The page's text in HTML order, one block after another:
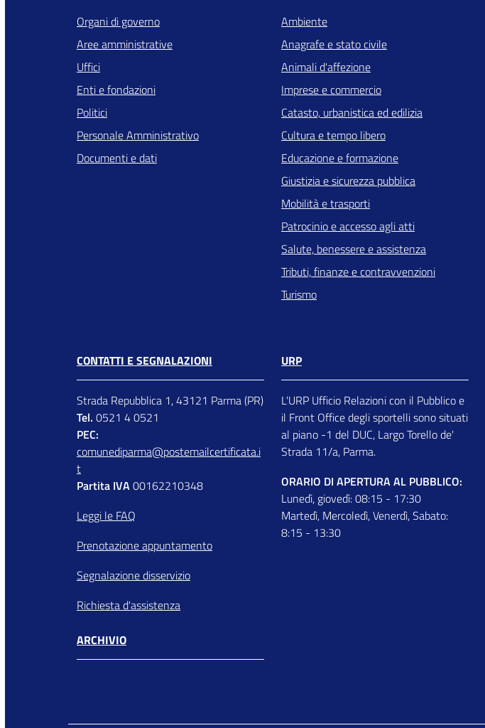
Organi di governo
Aree amministrative
Uffici
Enti e fondazioni
Politici
Personale Amministrativo
Documenti e dati
Ambiente
Anagrafe e stato civile
Animali d'affezione
Imprese e commercio
Catasto, urbanistica ed edilizia
Cultura e tempo libero
Educazione e formazione
Giustizia e sicurezza pubblica
Mobilità e trasporti
Patrocinio e accesso agli atti
Salute, benessere e assistenza
Tributi, finanze e contravvenzioni
Turismo
CONTATTI E SEGNALAZIONI
Strada Repubblica 1, 43121 Parma (PR)
Tel. 0521 4 0521
PEC:
comunediparma@postemailcertificata.i
t
Partita IVA00162210348
Leggi le FAQ
Prenotazione appuntamento
Segnalazione disservizio
Richiesta d'assistenza
URP
L'URP Ufficio Relazioni con il Pubblico e
il Front Office degli sportelli sono situati
al piano -1 del DUC, Largo Torello de'
Strada 11/a, Parma.
ORARIO DI APERTURA AL PUBBLICO:
Lunedì, giovedì: 08:15 - 17:30
Martedì, Mercoledì, Venerdì, Sabato:
8:15 - 13:30
ARCHIVIO